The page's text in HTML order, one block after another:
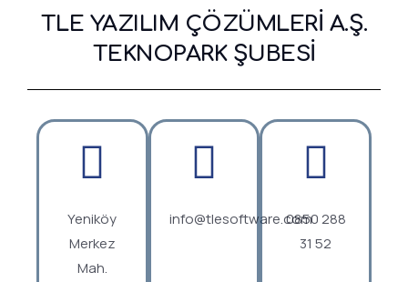
TLE YAZILIM ÇÖZÜMLERİ A.Ş.
TEKNOPARK ŞUBESİ
Yeniköy
Merkez
Mah.
info@tlesoftware.com0850 288
31 52